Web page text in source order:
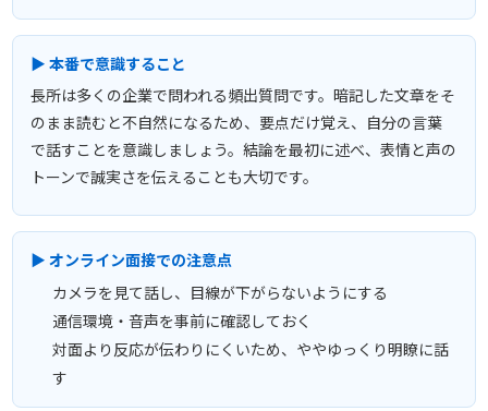
▶ 本番で意識すること
長所は多くの企業で問われる頻出質問です。暗記した文章をそ
のまま読むと不自然になるため、要点だけ覚え、自分の言葉
で話すことを意識しましょう。結論を最初に述べ、表情と声の
トーンで誠実さを伝えることも大切です。
▶ オンライン面接での注意点
カメラを見て話し、目線が下がらないようにする
通信環境・音声を事前に確認しておく
対面より反応が伝わりにくいため、ややゆっくり明瞭に話
す